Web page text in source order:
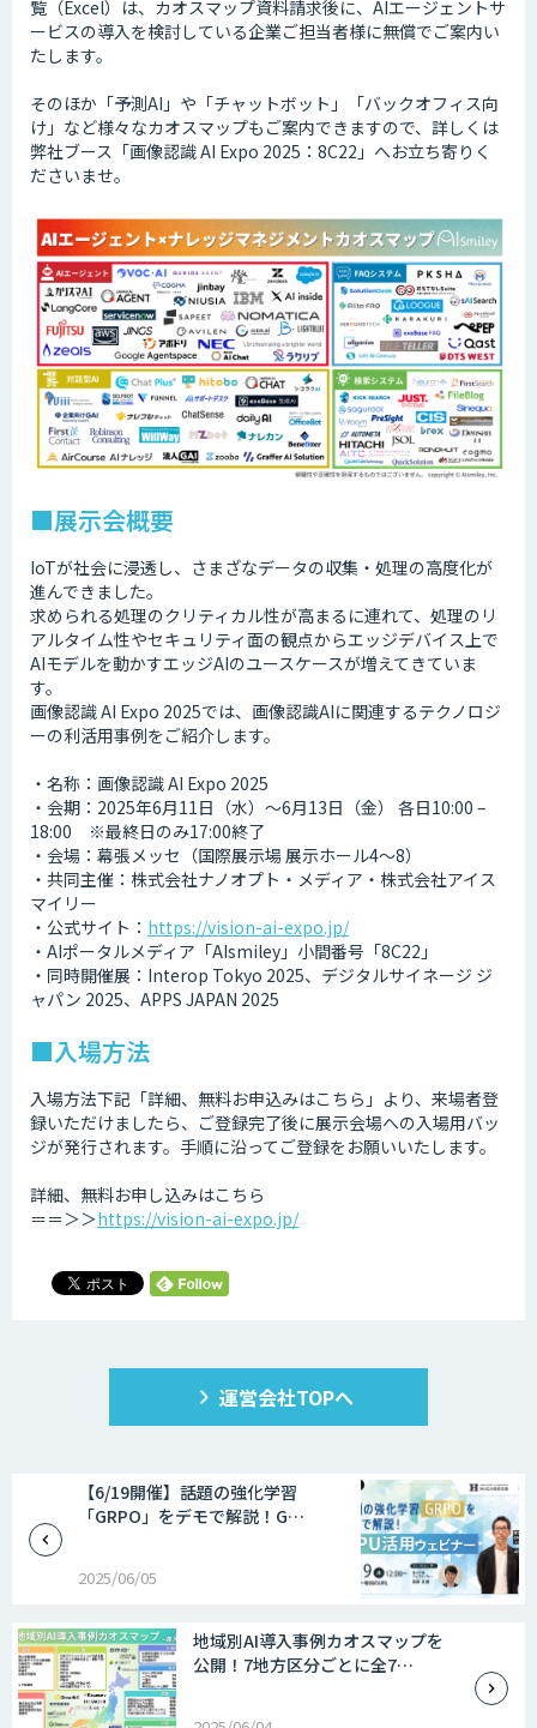
覧（Excel）は、カオスマップ資料請求後に、AIエージェントサ
ービスの導入を検討している企業ご担当者様に無償でご案内い
たします。
そのほか「予測AI」や「チャットボット」「バックオフィス向
け」など様々なカオスマップもご案内できますので、詳しくは
弊社ブース「画像認識 AI Expo 2025：8C22」へお立ち寄りく
ださいませ。
■展示会概要
IoTが社会に浸透し、さまざなデータの収集・処理の高度化が
進んできました。
求められる処理のクリティカル性が高まるに連れて、処理のリ
アルタイム性やセキュリティ面の観点からエッジデバイス上で
AIモデルを動かすエッジAIのユースケースが増えてきていま
す。
画像認識 AI Expo 2025では、画像認識AIに関連するテクノロジ
ーの利活用事例をご紹介します。
・名称：画像認識 AI Expo 2025
・会期：2025年6月11日（水）～6月13日（金） 各日10:00 –
18:00 ※最終日のみ17:00終了
・会場：幕張メッセ（国際展示場 展示ホール4～8）
・共同主催：株式会社ナノオプト・メディア・株式会社アイス
マイリー
・公式サイト： https://vision-ai-expo.jp/
・AIポータルメディア「AIsmiley」小間番号「8C22」
・同時開催展：Interop Tokyo 2025、デジタルサイネージ ジ
ャパン 2025、APPS JAPAN 2025
■入場方法
入場方法下記「詳細、無料お申込みはこちら」より、来場者登
録いただけましたら、ご登録完了後に展示会場への入場用バッ
ジが発行されます。手順に沿ってご登録をお願いいたします。
詳細、無料お申し込みはこちら
＝＝＞＞https://vision-ai-expo.jp/
運営会社TOPへ
【6/19開催】話題の強化学習
「GRPO」をデモで解説！G…
2025/06/05
地域別AI導入事例カオスマップを
公開！7地方区分ごとに全7…